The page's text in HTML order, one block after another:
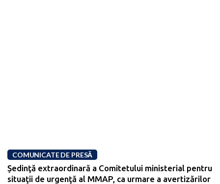
COMUNICATE DE PRESĂ
Ședinţă extraordinară a Comitetului ministerial pentru
situaţii de urgenţă al MMAP, ca urmare a avertizărilor